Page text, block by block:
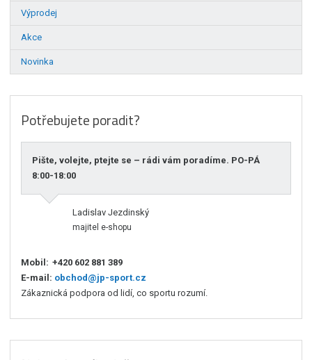
Výprodej
Akce
Novinka
Potřebujete poradit?
Pište, volejte, ptejte se – rádi vám poradíme. PO-PÁ
8:00-18:00
Ladislav Jezdinský
majitel e-shopu
Mobil: +420 602 881 389
E-mail: obchod@jp-sport.cz
Zákaznická podpora od lidí, co sportu rozumí.